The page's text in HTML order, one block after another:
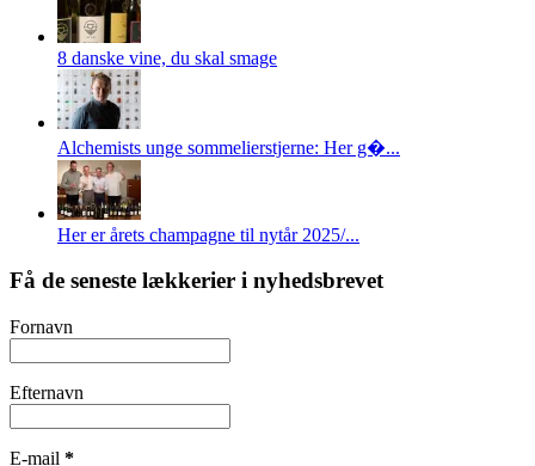
8 danske vine, du skal smage
Alchemists unge sommelierstjerne: Her g�...
Her er årets champagne til nytår 2025/...
Få de seneste lækkerier i nyhedsbrevet
Fornavn
Efternavn
E-mail *